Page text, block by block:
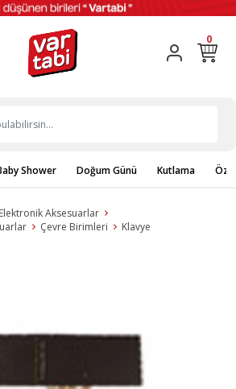
0
Shower Doğum Günü Kutlama
Elektronik Aksesuarlar
Çevre Birimleri Klavye